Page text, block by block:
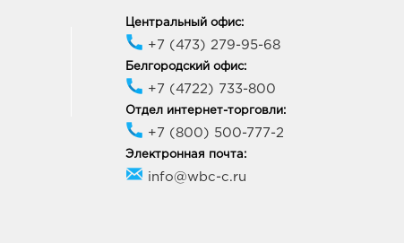
Центральный офис:
+7 (473) 279-95-68
Белгородский офис:
+7 (4722) 733-800
Отдел интернет-торговли:
+7 (800) 500-777-2
Электронная почта:
info@wbc-c.ru